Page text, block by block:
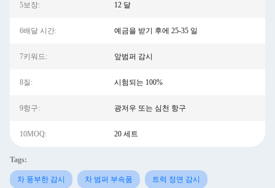
5보장: 12 달
6배달 시간: 예금을 받기 후에 25-35 일
7키워드: 앞범퍼 감시
8질: 시험되는 100%
9항구: 광저우 또는 심천 항구
10MOQ: 20 세트
Tags:
차 풍부한 감시 차 범퍼 부속품 트럭 정면 감시